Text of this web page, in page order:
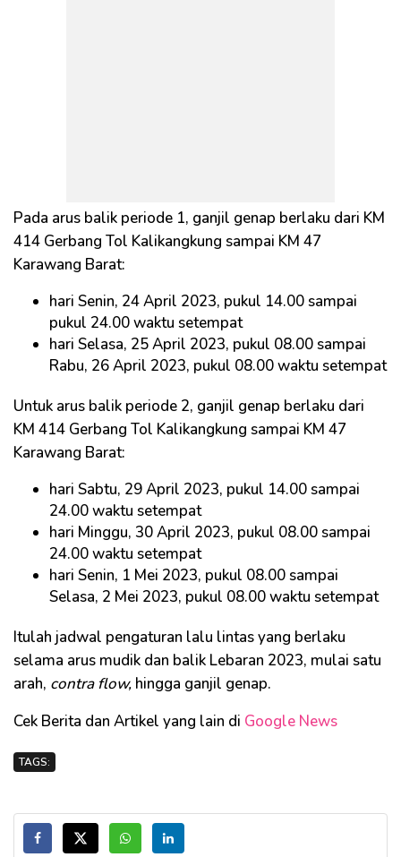
Pada arus balik periode 1, ganjil genap berlaku dari KM
414 Gerbang Tol Kalikangkung sampai KM 47
Karawang Barat:
hari Senin, 24 April 2023, pukul 14.00 sampai
pukul 24.00 waktu setempat
hari Selasa, 25 April 2023, pukul 08.00 sampai
Rabu, 26 April 2023, pukul 08.00 waktu setempat
Untuk arus balik periode 2, ganjil genap berlaku dari
KM 414 Gerbang Tol Kalikangkung sampai KM 47
Karawang Barat:
hari Sabtu, 29 April 2023, pukul 14.00 sampai
24.00 waktu setempat
hari Minggu, 30 April 2023, pukul 08.00 sampai
24.00 waktu setempat
hari Senin, 1 Mei 2023, pukul 08.00 sampai
Selasa, 2 Mei 2023, pukul 08.00 waktu setempat
Itulah jadwal pengaturan lalu lintas yang berlaku
selama arus mudik dan balik Lebaran 2023, mulai satu
arah, contra flow, hingga ganjil genap.
Cek Berita dan Artikel yang lain di Google News
TAGS: